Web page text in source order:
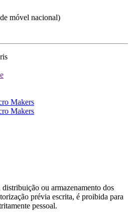
móvel nacional)
Makers
Makers
ou armazenamento dos
prévia escrita, é proibida para
pessoal.